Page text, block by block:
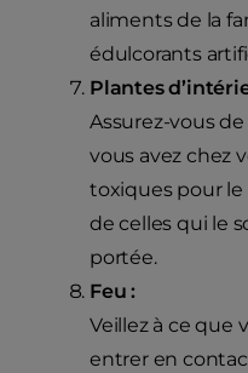
aliments de la
édulcorants
Plantes
Assurez-vous
vous avez chez
toxiques pour le
de celles qui le
portée.
Feu :
Veillez à ce que
entrer en